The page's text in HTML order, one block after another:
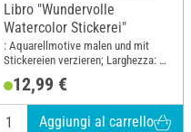
Libro "Wundervolle
Watercolor Stickerei"
: Aquarellmotive malen und mit
Stickereien verzieren; Larghezza: 19
12,99 €
Aggiungi al carrello